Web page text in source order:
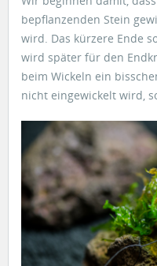
bepflanzenden Stein
wird. Das kürzere Ende
wird später für den
beim Wickeln ein
nicht eingewickelt wird,